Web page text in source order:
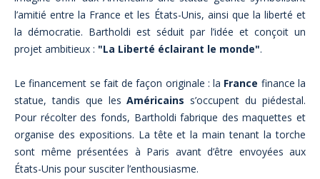
l’amitié entre la France et les États-Unis, ainsi que la liberté et
la démocratie. Bartholdi est séduit par l’idée et conçoit un
projet ambitieux : "La Liberté éclairant le monde".
Le financement se fait de façon originale : la France finance la
statue, tandis que lesAméricains s’occupent du piédestal.
Pour récolter des fonds, Bartholdi fabrique des maquettes et
organise des expositions. La tête et la main tenant la torche
sont même présentées à Paris avant d’être envoyées aux
États-Unis pour susciter l’enthousiasme.